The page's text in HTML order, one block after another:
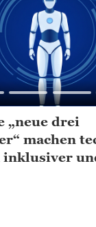
„neue drei
machen
inklusiver